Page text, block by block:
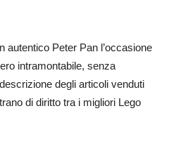
autentico Peter Pan l’occasione
intramontabile, senza
degli articoli venduti
di diritto tra i migliori Lego